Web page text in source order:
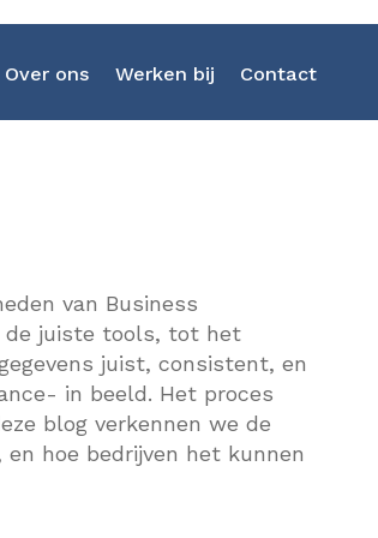
Over ons Werken bij Contact
Kunstmatige Intelligentie
Business Intelligence
Software-as-a-Service
Data Discovery Sprint
van Business
de juiste tools, tot het
juist, consistent, en
in beeld. Het proces
blog verkennen we de
hoe bedrijven het kunnen